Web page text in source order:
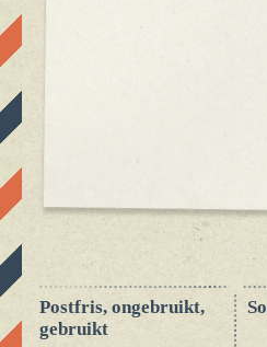
Postfris, ongebruikt,
gebruikt